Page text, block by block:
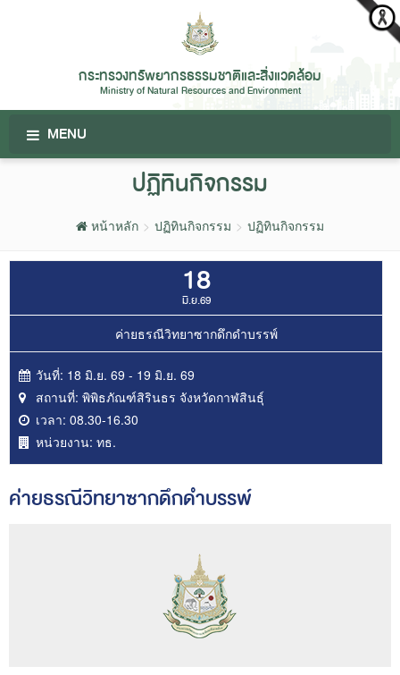
กระทรวงทรัพยากรธรรมชาติและสิ่งแวดล้อม
Ministry of Natural Resources and Environment
MENU
ปฏิทินกิจกรรม
หน้าหลัก ปฏิทินกิจกรรม ปฏิทินกิจกรรม
18
มิ.ย.69
ค่ายธรณีวิทยาซากดึกดำบรรพ์
วันที่: 18 มิ.ย. 69 - 19 มิ.ย. 69
สถานที่: พิพิธภัณฑ์สิรินธร จังหวัดกาฬสินธุ์
เวลา: 08.30-16.30
หน่วยงาน: ทธ.
ค่ายธรณีวิทยาซากดึกดำบรรพ์